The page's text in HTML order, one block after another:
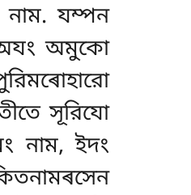
যম্পন
অমুকো
সূরিযো
নাম, ইদং